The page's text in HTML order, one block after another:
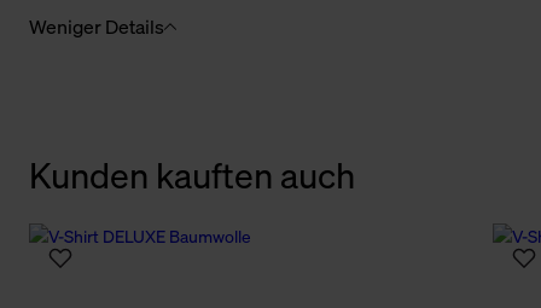
Weniger Details
Kunden kauften auch